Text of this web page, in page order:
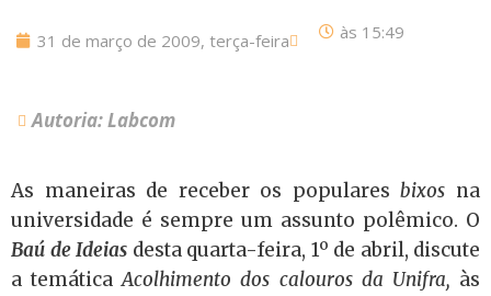
31 de março de 2009, terça-feira às 15:49
Autoria: Labcom
As maneiras de receber os popularesbixos na
universidade é sempre um assunto polêmico. O
Baú de Ideias desta quarta-feira, 1º de abril, discute
a temáticaAcolhimento dos calouros da Unifra, às